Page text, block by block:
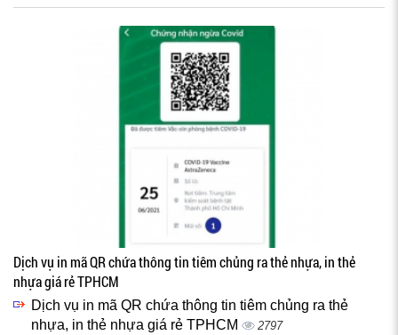
Dịch vụ in mã QR chứa thông tin tiêm chủng ra thẻ nhựa, in thẻ
nhựa giá rẻ TPHCM
Dịch vụ in mã QR chứa thông tin tiêm chủng ra thẻ
nhựa, in thẻ nhựa giá rẻ TPHCM
2797